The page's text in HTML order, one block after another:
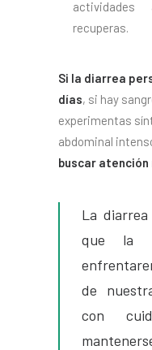
actividades
recuperas.
Si la diarrea
días, si hay
experimentas
abdominal
buscar atención
La
que la
de
con